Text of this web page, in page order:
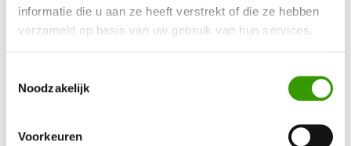
informatie die u aan ze heeft verstrekt of die ze hebben
verzameld op basis van uw gebruik van hun services.
Noodzakelijk
Voorkeuren
Ja, ik wil meer informatie!